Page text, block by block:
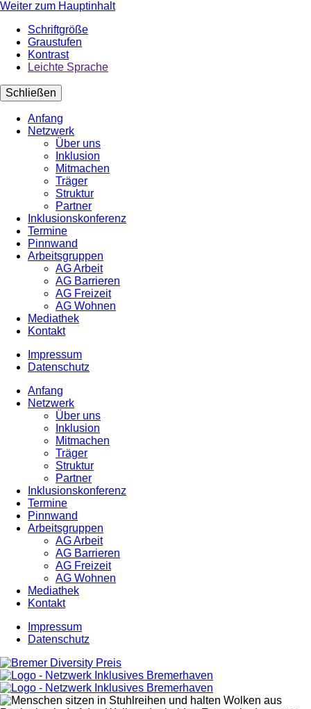
Weiter zum Hauptinhalt
Schriftgröße
Graustufen
Kontrast
Leichte Sprache
Schließen
Anfang
Netzwerk
Über uns
Inklusion
Mitmachen
Träger
Struktur
Partner
Inklusionskonferenz
Termine
Pinnwand
Arbeitsgruppen
AG Arbeit
AG Barrieren
AG Freizeit
AG Wohnen
Mediathek
Kontakt
Impressum
Datenschutz
Anfang
Netzwerk
Über uns
Inklusion
Mitmachen
Träger
Struktur
Partner
Inklusionskonferenz
Termine
Pinnwand
Arbeitsgruppen
AG Arbeit
AG Barrieren
AG Freizeit
AG Wohnen
Mediathek
Kontakt
Impressum
Datenschutz